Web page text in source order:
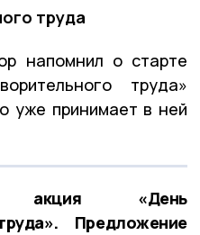
труда
напомнил о старте
труда»
уже принимает в ней
акция «День
Предложение